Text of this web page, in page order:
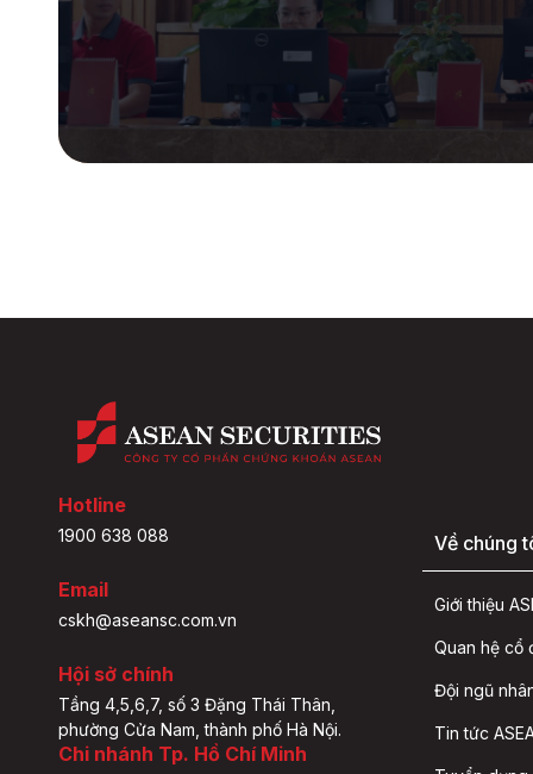
Hotline
1900 638 088
Email
cskh@aseansc.com.vn
Hội sở chính
Tầng 4,5,6,7, số 3 Đặng Thái Thân,
phường Cửa Nam, thành phố Hà Nội.
Chi nhánh Tp. Hồ Chí Minh
Về chúng
Giới thiệu
Quan hệ cổ
Đội ngũ
Tin tức